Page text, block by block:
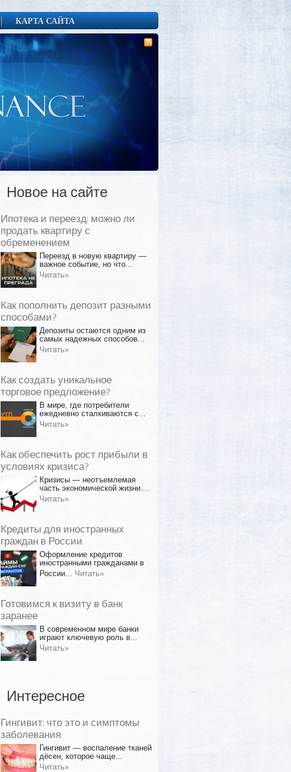
КАРТА САЙТА
Новое на сайте
Ипотека и переезд: можно ли
продать квартиру с
обременением
Переезд в новую квартиру —
важное событие, но что...
Читать»
Как пополнить депозит разными
способами?
Депозиты остаются одним из
самых надежных способов...
Читать»
Как создать уникальное
торговое предложение?
В мире, где потребители
ежедневно сталкиваются с...
Читать»
Как обеспечить рост прибыли в
условиях кризиса?
Кризисы — неотъемлемая
часть экономической жизни....
Читать»
Кредиты для иностранных
граждан в России
Оформление кредитов
иностранными гражданами в
России... Читать»
Готовимся к визиту в банк
заранее
В современном мире банки
играют ключевую роль в...
Читать»
Интересное
Гингивит: что это и симптомы
заболевания
Гингивит — воспаление тканей
дёсен, которое чаще...
Читать»